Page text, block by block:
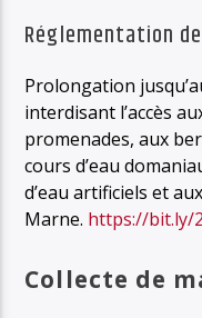
Réglementation
Prolongation
interdisant l’accès
promenades, aux
cours d’eau
d’eau artificiels et
Marne. https://bit.ly/
Collecte de